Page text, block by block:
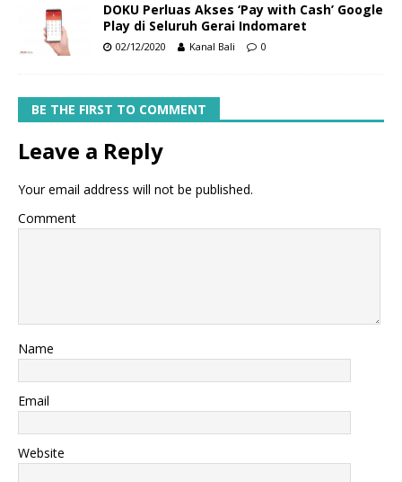
DOKU Perluas Akses ‘Pay with Cash’ Google
Play di Seluruh Gerai Indomaret
02/12/2020 Kanal Bali 0
BE THE FIRST TO COMMENT
Leave a Reply
Your email address will not be published.
Comment
Name
Email
Website